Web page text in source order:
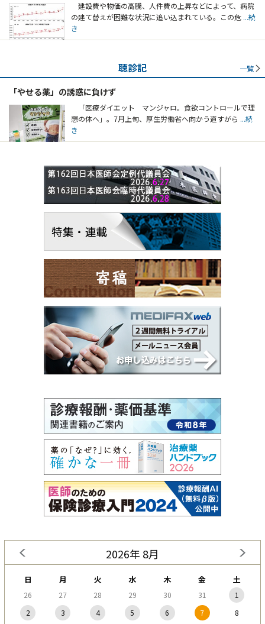
建設費や物価の高騰、人件費の上昇などによって、病院
の建て替えが困難な状況に追い込まれている。この危 ...続
き
聴診記 一覧
「やせる薬」の誘惑に負けず
「医療ダイエット マンジャロ。食欲コントロールで理
想の体へ」。7月上旬、厚生労働省へ向かう道すがら ...続
き
2026年 8月
日 月 火 水 木 金 土
26 27 28 29 30 31
1
2
3 4 5 6 7
8